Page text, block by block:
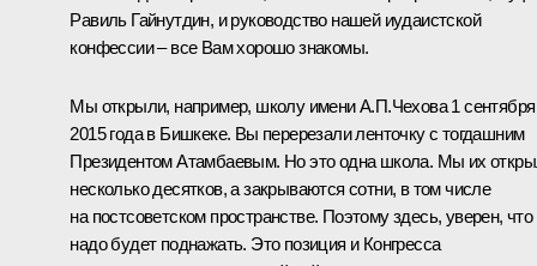
Равиль Гайнутдин, и руководство нашей иудаистской
конфессии – все Вам хорошо знакомы.
Мы открыли, например, школу имени А.П.Чехова 1 сентября
2015 года в Бишкеке. Вы перерезали ленточку с тогдашним
Президентом Атамбаевым. Но это одна школа. Мы их
несколько десятков, а закрываются сотни, в том числе
на постсоветском пространстве. Поэтому здесь, уверен, что
надо будет поднажать. Это позиция и Конгресса